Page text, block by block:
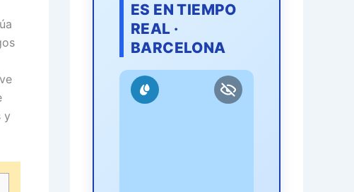
y
ES EN TIEMPO
REAL ·
BARCELONA